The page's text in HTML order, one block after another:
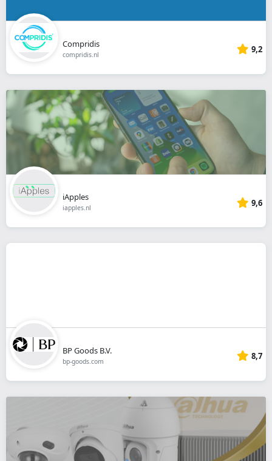
Compridis
compridis.nl 9,2
iApples
iapples.nl 9,6
BP Goods B.V.
bp-goods.com 8,7